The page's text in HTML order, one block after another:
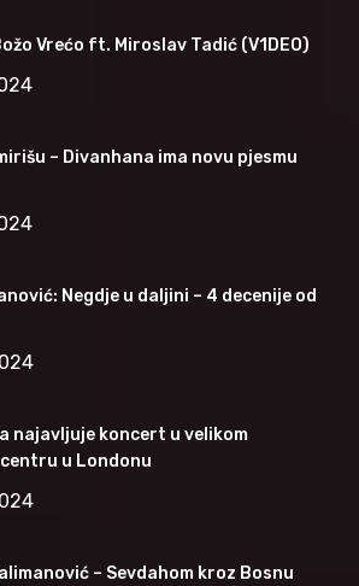
Vrećo ft. Miroslav Tadić (V1DEO)
– Divanhana ima novu pjesmu
Negdje u daljini – 4 decenije od
najavljuje koncert u velikom
u Londonu
– Sevdahom kroz Bosnu